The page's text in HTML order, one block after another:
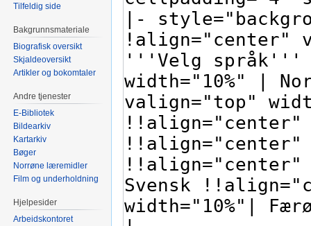
Tilfeldig side
Bakgrunnsmateriale
Biografisk oversikt
Skjaldeoversikt
Artikler og bokomtaler
Andre tjenester
E-Bibliotek
Bildearkiv
Kartarkiv
Bøger
Norrøne læremidler
Film og underholdning
Hjelpesider
Arbeidskontoret